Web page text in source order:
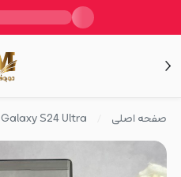
صفحه اصلی Galaxy S24 Ultra